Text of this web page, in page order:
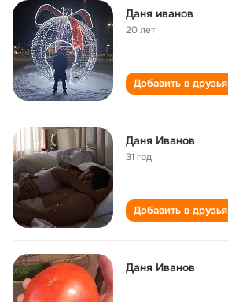
Даня иванов
20 лет
Добавить в друзья
Даня Иванов
31 год
Добавить в друзья
Даня Иванов